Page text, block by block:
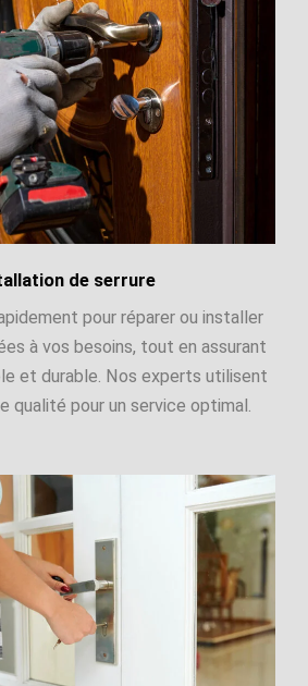
de serrure
pour réparer ou installer
à vos besoins, tout en assurant
et durable. Nos experts utilisent
qualité pour un service optimal.